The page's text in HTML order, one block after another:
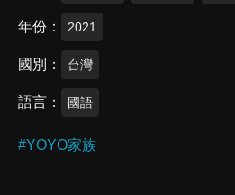
年份 2021
國別 台灣
語言 國語
#YOYO家族